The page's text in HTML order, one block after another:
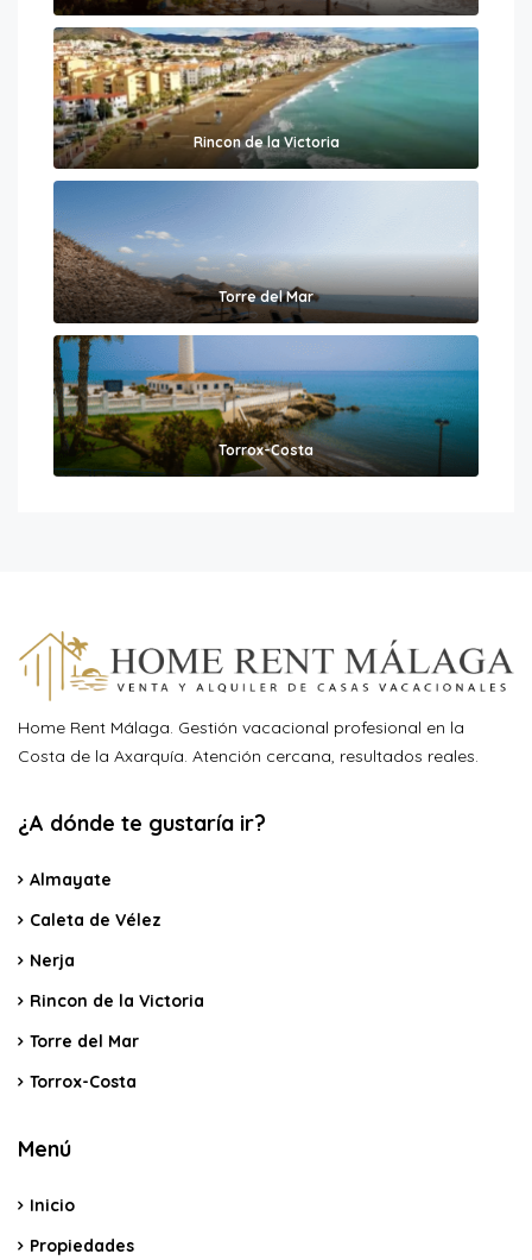
Rincon de la Victoria
Torre del Mar
Torrox-Costa
Home Rent Málaga. Gestión vacacional profesional en la
Costa de la Axarquía. Atención cercana, resultados reales.
¿A dónde te gustaría ir?
Almayate
Caleta de Vélez
Nerja
Rincon de la Victoria
Torre del Mar
Torrox-Costa
Menú
Inicio
Propiedades